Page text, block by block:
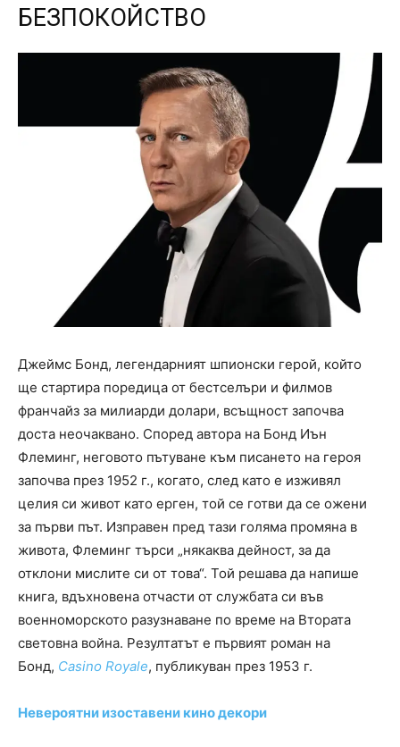
БЕЗПОКОЙСТВО
Джеймс Бонд, легендарният шпионски герой, който
ще стартира поредица от бестселъри и филмов
франчайз за милиарди долари, всъщност започва
доста неочаквано. Според автора на Бонд Иън
Флеминг, неговото пътуване към писането на героя
започва през 1952 г., когато, след като е изживял
целия си живот като ерген, той се готви да се ожени
за първи път. Изправен пред тази голяма промяна в
живота, Флеминг търси „някаква дейност, за да
отклони мислите си от това“. Той решава да напише
книга, вдъхновена отчасти от службата си във
военноморското разузнаване по време на Втората
световна война. Резултатът е първият роман на
Бонд, Casino Royale, публикуван през 1953 г.
Невероятни изоставени кино декори